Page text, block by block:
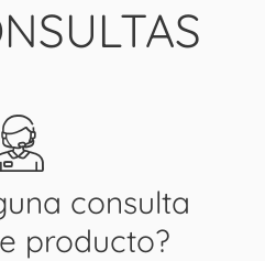
consulta
producto?